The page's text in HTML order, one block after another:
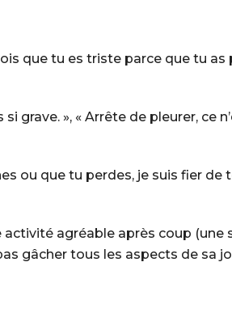
que tu es triste parce que tu as
grave. », « Arrête de pleurer, ce
ou que tu perdes, je suis fier de
agréable après coup (une
gâcher tous les aspects de sa